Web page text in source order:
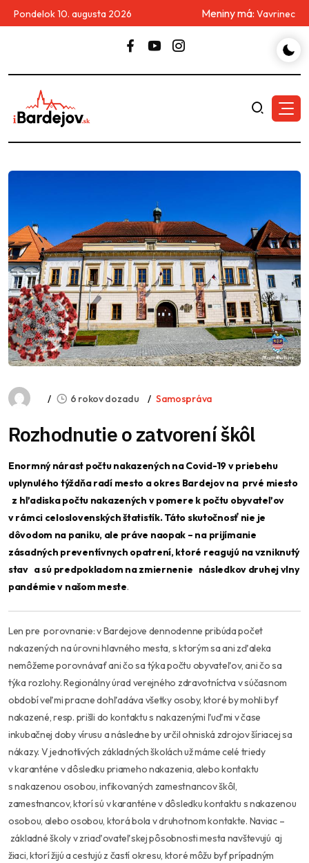
Pondelok 10. augusta 2026 Meniny má: Vavrinec
6 rokov dozadu Samospráva
Rozhodnutie o zatvorení škôl
Enormný nárast počtu nakazených na Covid-19 v priebehu
uplynulého týždňa radí mesto a okres Bardejov na prvé miesto
z hľadiska počtu nakazených v pomere k počtu obyvateľov
v rámci celoslovenských štatistík. Táto skutočnosť nie je
dôvodom na paniku, ale práve naopak – na prijímanie
zásadných preventívnych opatrení, ktoré reagujú na vzniknutý
stav a sú predpokladom na zmiernenie následkov druhej vlny
pandémie v našom meste.
Len pre porovnanie: v Bardejove dennodenne pribúda počet
nakazených na úrovni hlavného mesta, s ktorým sa ani zďaleka
nemôžeme porovnávať ani čo sa týka počtu obyvateľov, ani čo sa
týka rozlohy. Regionálny úrad verejného zdravotníctva v súčasnom
období veľmi pracne dohľadáva všetky osoby, ktoré by mohli byť
nakazené, resp. prišli do kontaktu s nakazenými ľuďmi v čase
inkubačnej doby vírusu a následne by určil ohniská zdrojov šíriacej sa
nákazy. V jednotlivých základných školách už máme celé triedy
v karanténe v dôsledku priameho nakazenia, alebo kontaktu
s nakazenou osobou, infikovaných zamestnancov škôl,
zamestnancov, ktorí sú v karanténe v dôsledku kontaktu s nakazenou
osobou, alebo osobou, ktorá bola v druhotnom kontakte. Naviac –
základné školy v zriaďovateľskej pôsobnosti mesta navštevujú aj
žiaci, ktorí žijú a cestujú z častí okresu, ktoré môžu byť prípadným